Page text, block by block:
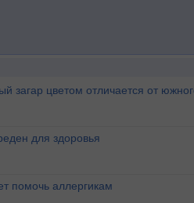
загар цветом отличается от
для здоровья
помочь аллергикам